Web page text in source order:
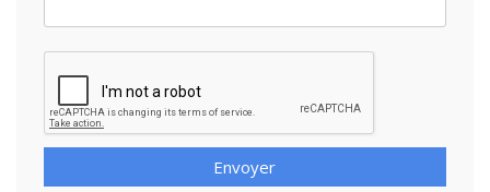
Envoyer